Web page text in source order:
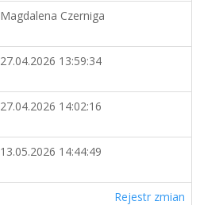
Magdalena Czerniga
27.04.2026 13:59:34
27.04.2026 14:02:16
13.05.2026 14:44:49
Rejestr zmian